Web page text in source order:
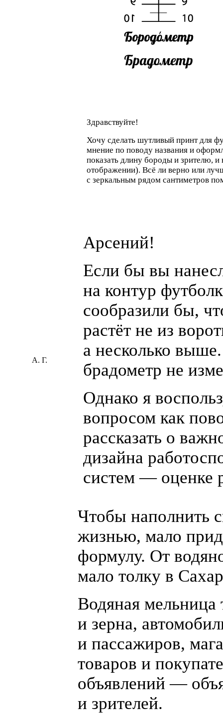
Здравствуйте!
Хочу сделать шутливый принт для
мнение по поводу названия и
показать длину бороды и зрителю, и
отображении). Всё ли верно или
с зеркальным рядом сантиметров
А. Г.
Арсений!
Если бы вы
на контур
сообразили бы,
растёт не из
а несколько
брадометр не
Однако я
вопросом как
рассказать о
дизайна
систем — оценке
Чтобы наполнить
жизнью, мало
формулу. От
мало толку в
Водяная мельница
и зерна,
и пассажиров,
товаров и
объявлений —
и зрителей.